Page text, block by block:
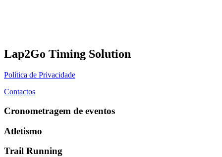
Lap2Go Timing Solution
Política de Privacidade
Contactos
Cronometragem de eventos
Atletismo
Trail Running